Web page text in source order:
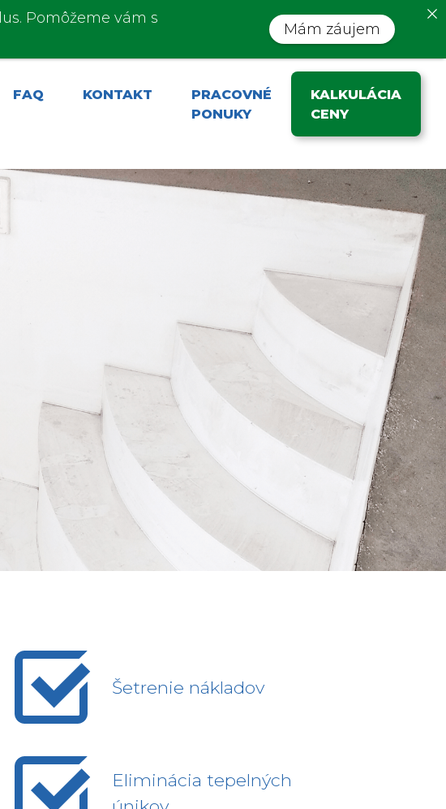
FAQ KONTAKT
PRACOVNÉ
PONUKY
KALKULÁCIA
CENY
Šetrenie nákladov
Eliminácia tepelných
Pomôžeme vám s
Mám záujem